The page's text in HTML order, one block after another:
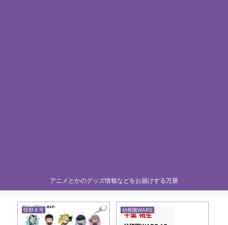
アニメとかのグッズ情報などをお届けする万屋
怪獣８号 幼稚園WARS